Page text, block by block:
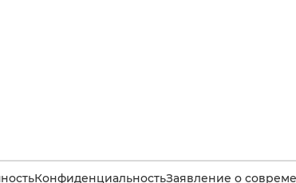
КонфиденциальностьЗаявление о